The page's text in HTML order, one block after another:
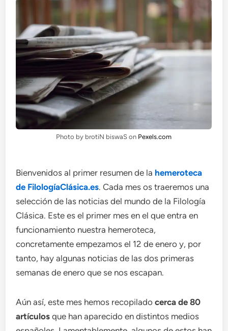
Photo by brotiN biswaS on Pexels.com
Bienvenidos al primer resumen de la hemeroteca
de FilologíaClásica.es. Cada mes os traeremos una
selección de las noticias del mundo de la Filología
Clásica. Este es el primer mes en el que entra en
funcionamiento nuestra hemeroteca,
concretamente empezamos el 12 de enero y, por
tanto, hay algunas noticias de las dos primeras
semanas de enero que se nos escapan.
Aún así, este mes hemos recopiladocerca de 80
artículosque han aparecido en distintos medios